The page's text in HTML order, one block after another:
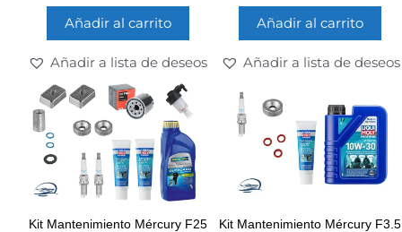
Añadir al carrito
Añadir a lista de deseos
Añadir al carrito
Añadir a lista de deseos
Kit Mantenimiento Mércury F25
Kit Mantenimiento Mércury F3.5